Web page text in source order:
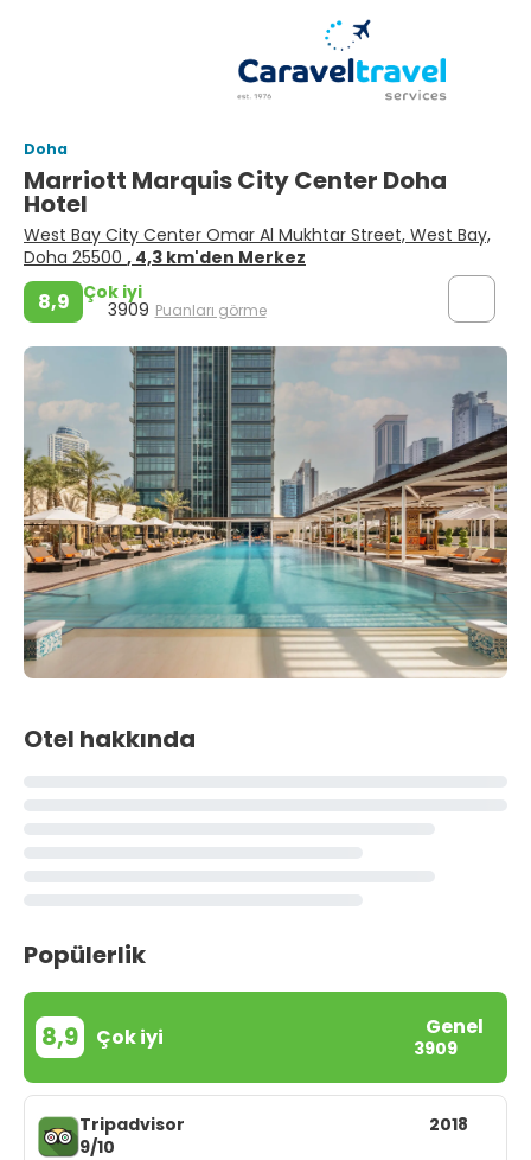
Doha
Marriott Marquis City Center Doha
Hotel
West Bay City Center Omar Al Mukhtar Street, West Bay,
Doha 25500 , 4,3 km'den Merkez
8,9 Çok iyi
3909 Puanları görme
Otel hakkında
Popülerlik
8,9 Çok iyi Genel
3909
Tripadvisor
9/10
2018